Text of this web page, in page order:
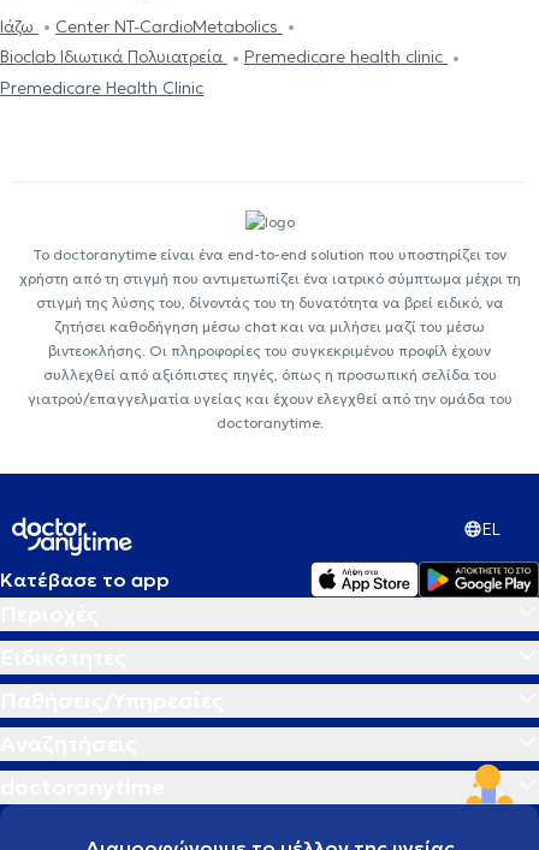
Ιάζω
Center NT-CardioMetabolics
Bioclab Ιδιωτικά Πολυιατρεία
Premedicare health clinic
Premedicare Health Clinic
Το doctoranytime είναι ένα end-to-end solution που υποστηρίζει τον
χρήστη από τη στιγμή που αντιμετωπίζει ένα ιατρικό σύμπτωμα μέχρι τη
στιγμή της λύσης του, δίνοντάς του τη δυνατότητα να βρεί ειδικό, να
ζητήσει καθοδήγηση μέσω chat και να μιλήσει μαζί του μέσω
βιντεοκλήσης. Οι πληροφορίες του συγκεκριμένου προφίλ έχουν
συλλεχθεί από αξιόπιστες πηγές, όπως η προσωπική σελίδα του
γιατρού/επαγγελματία υγείας και έχουν ελεγχθεί από την ομάδα του
doctoranytime.
EL
Κατέβασε το app